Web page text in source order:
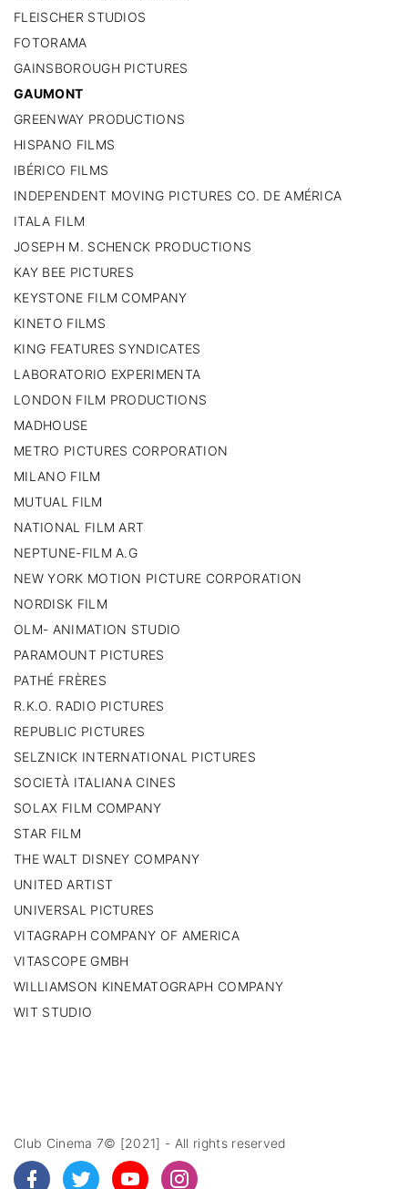
FLEISCHER STUDIOS
FOTORAMA
GAINSBOROUGH PICTURES
GAUMONT
GREENWAY PRODUCTIONS
HISPANO FILMS
IBÉRICO FILMS
INDEPENDENT MOVING PICTURES CO. DE AMÉRICA
ITALA FILM
JOSEPH M. SCHENCK PRODUCTIONS
KAY BEE PICTURES
KEYSTONE FILM COMPANY
KINETO FILMS
KING FEATURES SYNDICATES
LABORATORIO EXPERIMENTA
LONDON FILM PRODUCTIONS
MADHOUSE
METRO PICTURES CORPORATION
MILANO FILM
MUTUAL FILM
NATIONAL FILM ART
NEPTUNE-FILM A.G
NEW YORK MOTION PICTURE CORPORATION
NORDISK FILM
OLM- ANIMATION STUDIO
PARAMOUNT PICTURES
PATHÉ FRÈRES
R.K.O. RADIO PICTURES
REPUBLIC PICTURES
SELZNICK INTERNATIONAL PICTURES
SOCIETÀ ITALIANA CINES
SOLAX FILM COMPANY
STAR FILM
THE WALT DISNEY COMPANY
UNITED ARTIST
UNIVERSAL PICTURES
VITAGRAPH COMPANY OF AMERICA
VITASCOPE GMBH
WILLIAMSON KINEMATOGRAPH COMPANY
WIT STUDIO
Club Cinema 7© [2021] - All rights reserved